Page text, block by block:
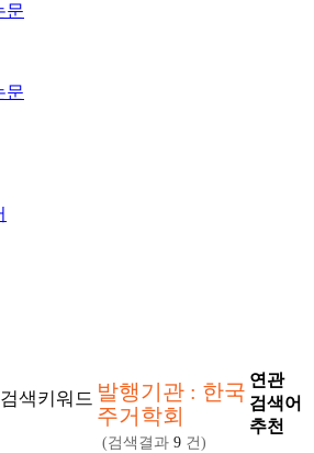
문
문
검색키워드 발행기관 : 한국
주거학회
(검색결과 9 건)
연관
검색어
추천